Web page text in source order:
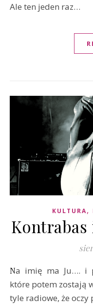
Ale ten jeden raz…
KULTURA,
Kontrabas
Na imię ma Ju…. i podrzuca bilety na koncerty,
które potem zostają
tyle radiowe, że oczy